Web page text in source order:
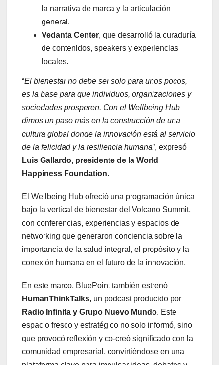
la narrativa de marca y la articulación
general.
Vedanta Center, que desarrolló la curaduría
de contenidos, speakers y experiencias
locales.
“El bienestar no debe ser solo para unos pocos,
es la base para que individuos, organizaciones y
sociedades prosperen. Con el Wellbeing Hub
dimos un paso más en la construcción de una
cultura global donde la innovación está al servicio
de la felicidad y la resiliencia humana”, expresó
Luis Gallardo, presidente de la World
Happiness Foundation.
El Wellbeing Hub ofreció una programación única
bajo la vertical de bienestar del Volcano Summit,
con conferencias, experiencias y espacios de
networking que generaron conciencia sobre la
importancia de la salud integral, el propósito y la
conexión humana en el futuro de la innovación.
En este marco, BluePoint también estrenó
HumanThinkTalks, un podcast producido por
Radio Infinita y Grupo Nuevo Mundo. Este
espacio fresco y estratégico no solo informó, sino
que provocó reflexión y co-creó significado con la
comunidad empresarial, convirtiéndose en una